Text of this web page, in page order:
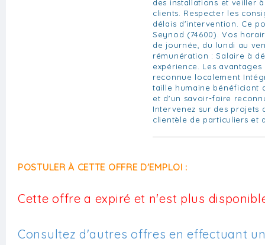
des installations et veiller
clients. Respecter les
délais d'intervention. Ce
Seynod (74600). Vos
de journée, du lundi au
rémunération : Salaire à
expérience. Les avantages
reconnue localement
taille humaine bénéficiant
et d'un savoir-faire
Intervenez sur des projets
clientèle de particuliers et
POSTULER À CETTE OFFRE D'EMPLOI :
Cette offre a expiré et n'est plus
Consultez d'autres offres en effectuant